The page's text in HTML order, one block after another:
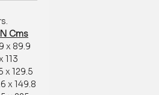
us
Cms